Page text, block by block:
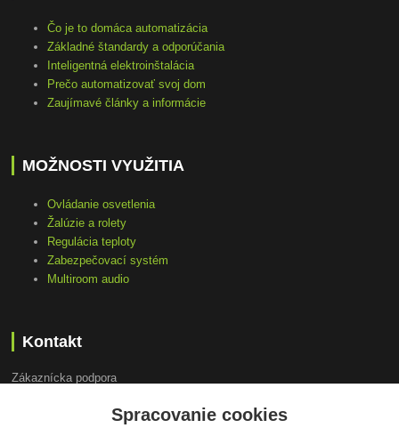
Čo je to domáca automatizácia
Základné štandardy a odporúčania
Inteligentná elektroinštalácia
Prečo automatizovať svoj dom
Zaujímavé články a informácie
MOŽNOSTI VYUŽITIA
Ovládanie osvetlenia
Žalúzie a rolety
Regulácia teploty
Zabezpečovací systém
Multiroom audio
Kontakt
Zákaznícka podpora
Spracovanie cookies